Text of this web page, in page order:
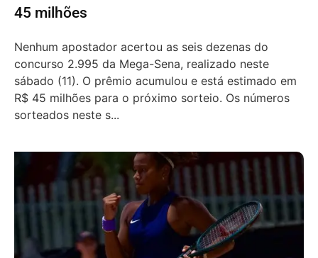
45 milhões
Nenhum apostador acertou as seis dezenas do
concurso 2.995 da Mega-Sena, realizado neste
sábado (11). O prêmio acumulou e está estimado em
R$ 45 milhões para o próximo sorteio. Os números
sorteados neste s...